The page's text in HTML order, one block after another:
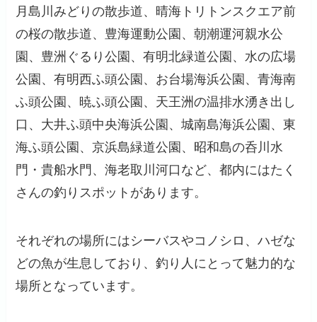
月島川みどりの散歩道、晴海トリトンスクエア前
の桜の散歩道、豊海運動公園、朝潮運河親水公
園、豊洲ぐるり公園、有明北緑道公園、水の広場
公園、有明西ふ頭公園、お台場海浜公園、青海南
ふ頭公園、暁ふ頭公園、天王洲の温排水湧き出し
口、大井ふ頭中央海浜公園、城南島海浜公園、東
海ふ頭公園、京浜島緑道公園、昭和島の呑川水
門・貴船水門、海老取川河口など、都内にはたく
さんの釣りスポットがあります。
それぞれの場所にはシーバスやコノシロ、ハゼな
どの魚が生息しており、釣り人にとって魅力的な
場所となっています。